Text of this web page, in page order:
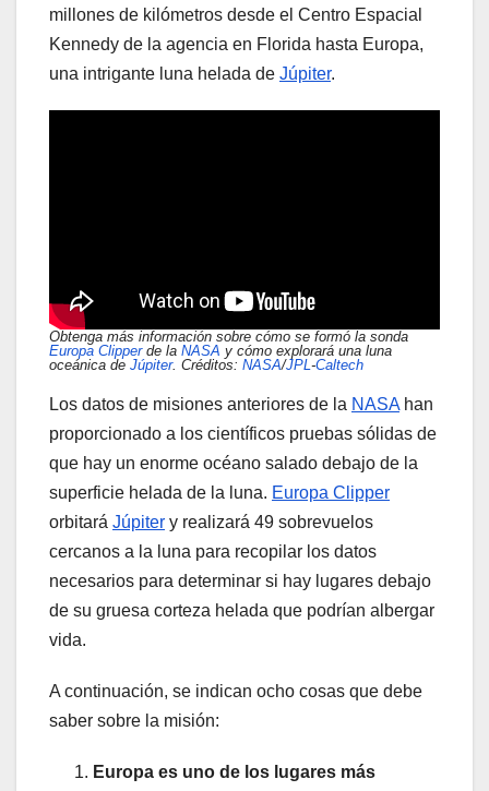
millones de kilómetros desde el Centro Espacial
Kennedy de la agencia en Florida hasta Europa,
una intrigante luna helada de Júpiter.
Obtenga más información sobre cómo se formó la sonda
Europa Clipperde la NASA y cómo explorará una luna
oceánica de Júpiter. Créditos: NASA/JPL-Caltech
Los datos de misiones anteriores de la NASAhan
proporcionado a los científicos pruebas sólidas de
que hay un enorme océano salado debajo de la
superficie helada de la luna. Europa Clipper
orbitará Júpiter y realizará 49 sobrevuelos
cercanos a la luna para recopilar los datos
necesarios para determinar si hay lugares debajo
de su gruesa corteza helada que podrían albergar
vida.
A continuación, se indican ocho cosas que debe
saber sobre la misión:
Europa es uno de los lugares más